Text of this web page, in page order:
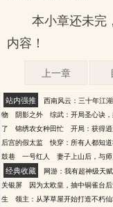
本小章还未完
内容！
上一章
站内强推 西南风云：三十年江
物
阴影之外 综武：开局圣心诀
了
锦绣农女种田忙 开局：获得
后宫的假太监
快穿：所有人都知
鼓巷
一号红人 妻子上山后，与
经典收藏 网游：我有超神级天赋
关银屏
因为太欧皇，抽中铜雀台
生
领主：从茅草屋开始打造不朽